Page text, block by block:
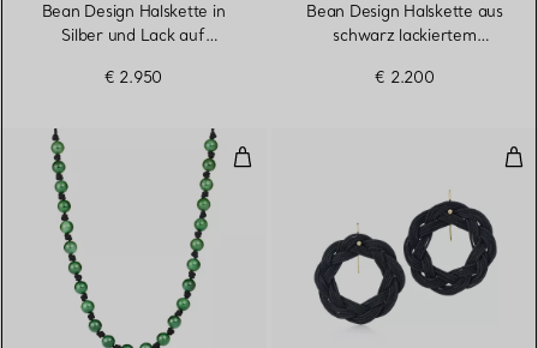
Bean Design Halskette in
Silber und Lack auf
€ 2.950
Bean Design Halskette aus
schwarz lackiertem
€ 2.200
Halskette mit Kugel aus grüner